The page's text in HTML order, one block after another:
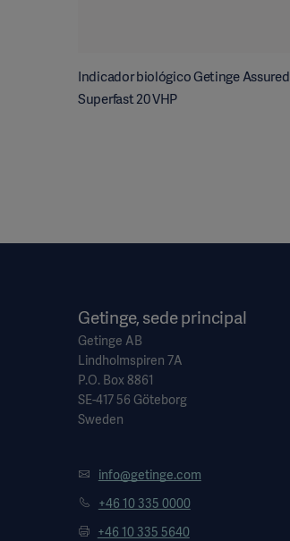
Indicador biológico Getinge Assured
Superfast 20 VHP
Getinge, sede principal
Getinge AB
Lindholmspiren 7A
P.O. Box 8861
SE-417 56 Göteborg
Sweden
info@getinge.com
+46 10 335 0000
+46 10 335 5640